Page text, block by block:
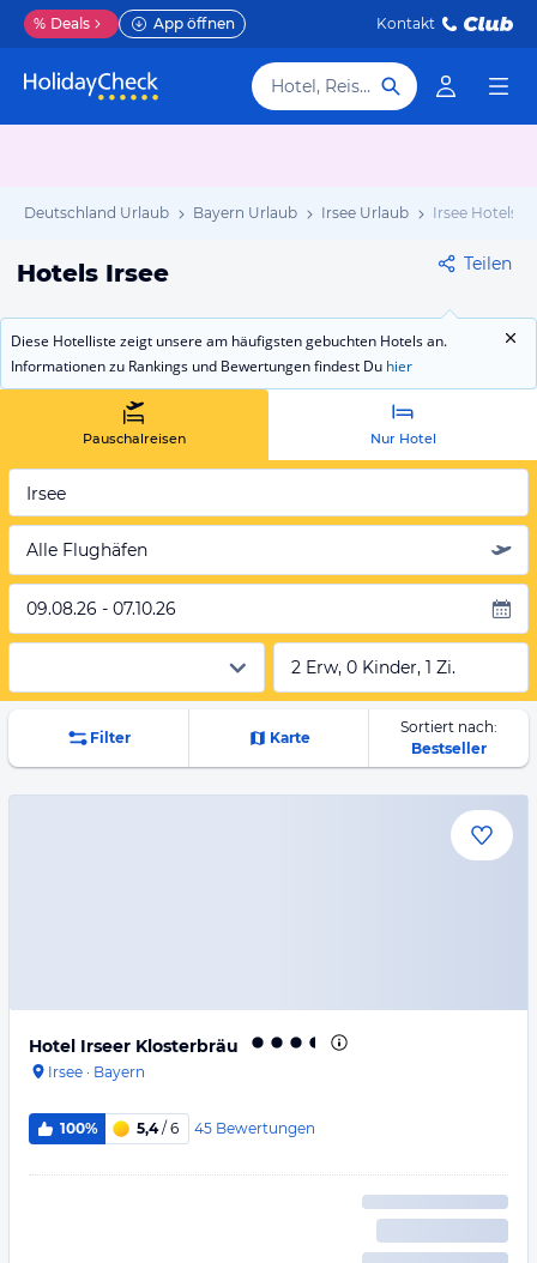
% Deals App öffnen Kontakt
Hotel, Reiseziel
Deutschland Urlaub Bayern Urlaub Irsee Urlaub Irsee Hotels
Hotels Irsee Teilen
Diese Hotelliste zeigt unsere am häufigsten gebuchten Hotels an.
Informationen zu Rankings und Bewertungen findest Du hier
Pauschalreisen Nur Hotel
Irsee
Alle Flughäfen
09.08.26 - 07.10.26
2 Erw, 0 Kinder, 1 Zi.
Filter Karte
Sortiert nach:
Bestseller
Hotel Irseer Klosterbräu
Irsee · Bayern
100% 5,4/ 6 45 Bewertungen